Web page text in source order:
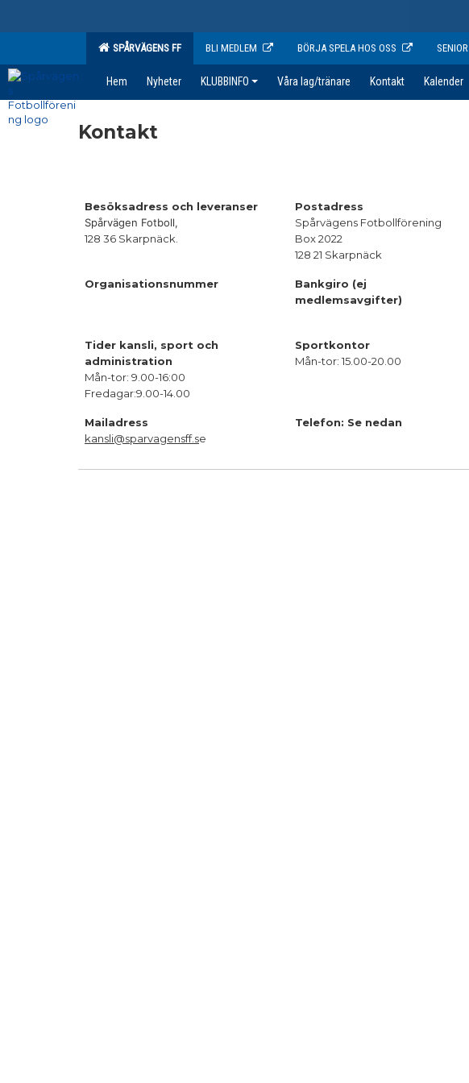
SPÅRVÄGENS FF BLI MEDLEM BÖRJA SPELA HOS OSS SENIOR
Hem Nyheter KLUBBINFO Våra lag/tränare Kontakt Kalender
Kontakt
Besöksadress och leveranser
Spårvägen Fotboll,
128 36 Skarpnäck.
Postadress
Spårvägens Fotbollförening
Box 2022
128 21 Skarpnäck
Organisationsnummer
Bankgiro (ej
medlemsavgifter)
Tider kansli, sport och
administration
Mån-tor: 9.00-16:00
Fredagar:9.00-14.00
Sportkontor
Mån-tor: 15.00-20.00
Mailadress
kansli@sparvagensff.se
Telefon: Se nedan